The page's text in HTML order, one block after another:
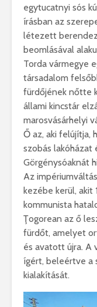
egytucatnyi sós
írásban az
létezett
beomlásával
Torda vármegye
társadalom
fürdőjének nőtte
állami kincstár
marosvásárhelyi
Ő az, aki felújítja,
szobás lakóházat
Görgénysóaknát
Az
kezébe kerül,
kommunista
Ţogorean az ő
fürdőt, amelyet
és avatott újra. A
ígért, beleértve a
kialakítását.